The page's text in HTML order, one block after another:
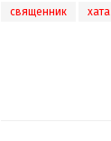
священник хата